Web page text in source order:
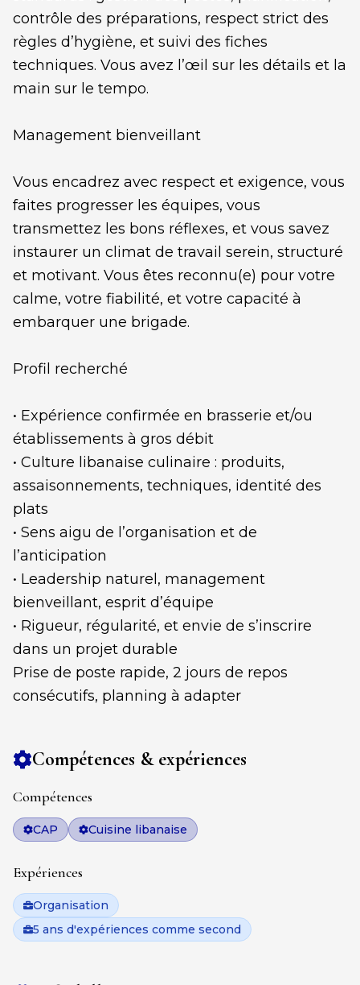
contrôle des préparations, respect strict des
règles d’hygiène, et suivi des fiches
techniques. Vous avez l’œil sur les détails et la
main sur le tempo.
Management bienveillant
Vous encadrez avec respect et exigence, vous
faites progresser les équipes, vous
transmettez les bons réflexes, et vous savez
instaurer un climat de travail serein, structuré
et motivant. Vous êtes reconnu(e) pour votre
calme, votre fiabilité, et votre capacité à
embarquer une brigade.
Profil recherché
• Expérience confirmée en brasserie et/ou
établissements à gros débit
• Culture libanaise culinaire : produits,
assaisonnements, techniques, identité des
plats
• Sens aigu de l’organisation et de
l’anticipation
• Leadership naturel, management
bienveillant, esprit d’équipe
• Rigueur, régularité, et envie de s’inscrire
dans un projet durable
Prise de poste rapide, 2 jours de repos
consécutifs, planning à adapter
Compétences & expériences
Compétences
CAP Cuisine libanaise
Expériences
Organisation
5 ans d'expériences comme second